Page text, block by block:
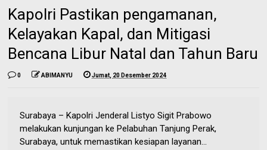
Kapolri Pastikan pengamanan,
Kelayakan Kapal, dan Mitigasi
Bencana Libur Natal dan Tahun Baru
0 ABIMANYU Jumat, 20 Desember 2024
Surabaya – Kapolri Jenderal Listyo Sigit Prabowo
melakukan kunjungan ke Pelabuhan Tanjung Perak,
Surabaya, untuk memastikan kesiapan layanan...